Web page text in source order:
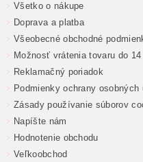
Všetko o nákupe
Doprava a platba
Všeobecné obchodné
Možnosť vrátenia tovaru do
Reklamačný poriadok
Podmienky ochrany osobných
Zásady používanie súborov
Napíšte nám
Hodnotenie obchodu
Veľkoobchod